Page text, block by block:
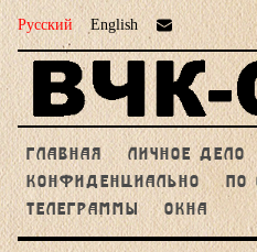
Русский English
ГЛАВНАЯ
ЛИЧНОЕ ДЕЛО
КОНФИДЕНЦИАЛЬНО
ПО
ТЕЛЕГРАММЫ
ОКНА